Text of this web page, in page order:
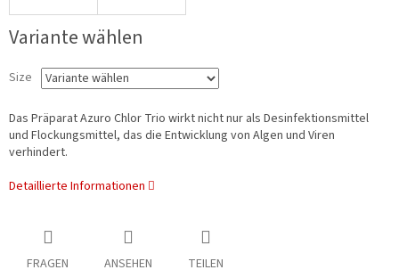
Variante wählen
Size
Das Präparat Azuro Chlor Trio wirkt nicht nur als Desinfektionsmittel
und Flockungsmittel, das die Entwicklung von Algen und Viren
verhindert.
Detaillierte Informationen
FRAGEN ANSEHEN TEILEN